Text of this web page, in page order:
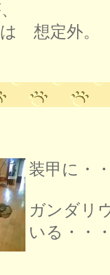
想定外
装甲に・
ガンダリ
いる・・